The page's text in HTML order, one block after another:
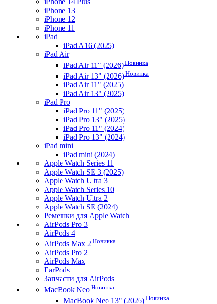
iPhone 14 Plus
iPhone 13
iPhone 12
iPhone 11
iPad
iPad A16 (2025)
iPad Air
iPad Air 11" (2026) Новинка
iPad Air 13" (2026) Новинка
iPad Air 11" (2025)
iPad Air 13" (2025)
iPad Pro
iPad Pro 11" (2025)
iPad Pro 13" (2025)
iPad Pro 11" (2024)
iPad Pro 13" (2024)
iPad mini
iPad mini (2024)
Apple Watch Series 11
Apple Watch SE 3 (2025)
Apple Watch Ultra 3
Apple Watch Series 10
Apple Watch Ultra 2
Apple Watch SE (2024)
Ремешки для Apple Watch
AirPods Pro 3
AirPods 4
AirPods Max 2 Новинка
AirPods Pro 2
AirPods Max
EarPods
Запчасти для AirPods
MacBook Neo Новинка
MacBook Neo 13" (2026) Новинка